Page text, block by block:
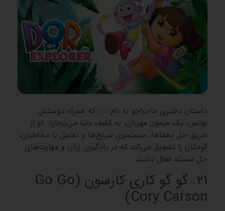
داستان دختری ماجراجو به نام دوراکه همراه دوستش
بوتس، یک میمون مهربان، به کشف دنیا می‌پردازد. او از
طریق حل معماها، جستجوی سرنخ‌ها و تعامل با مخاطبان،
کودکان را تشویق می‌کند که در یادگیری زبان و مهارت‌های
حل مسئله فعال باشند.
21. گو گو کاری کارسون (Go Go
Cory Carson)